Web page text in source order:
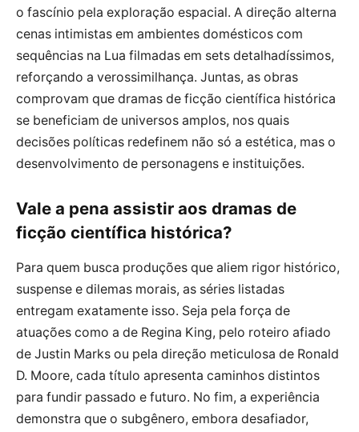
o fascínio pela exploração espacial. A direção alterna
cenas intimistas em ambientes domésticos com
sequências na Lua filmadas em sets detalhadíssimos,
reforçando a verossimilhança. Juntas, as obras
comprovam que dramas de ficção científica histórica
se beneficiam de universos amplos, nos quais
decisões políticas redefinem não só a estética, mas o
desenvolvimento de personagens e instituições.
Vale a pena assistir aos dramas de
ficção científica histórica?
Para quem busca produções que aliem rigor histórico,
suspense e dilemas morais, as séries listadas
entregam exatamente isso. Seja pela força de
atuações como a de Regina King, pelo roteiro afiado
de Justin Marks ou pela direção meticulosa de Ronald
D. Moore, cada título apresenta caminhos distintos
para fundir passado e futuro. No fim, a experiência
demonstra que o subgênero, embora desafiador,